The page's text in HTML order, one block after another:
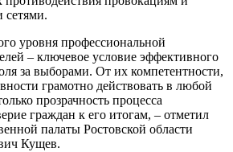
сетями.
уровня профессиональной
– ключевое условие эффективного
за выборами. От их компетентности,
грамотно действовать в любой
прозрачность процесса
граждан к его итогам, – отметил
палаты Ростовской области
Кущев.